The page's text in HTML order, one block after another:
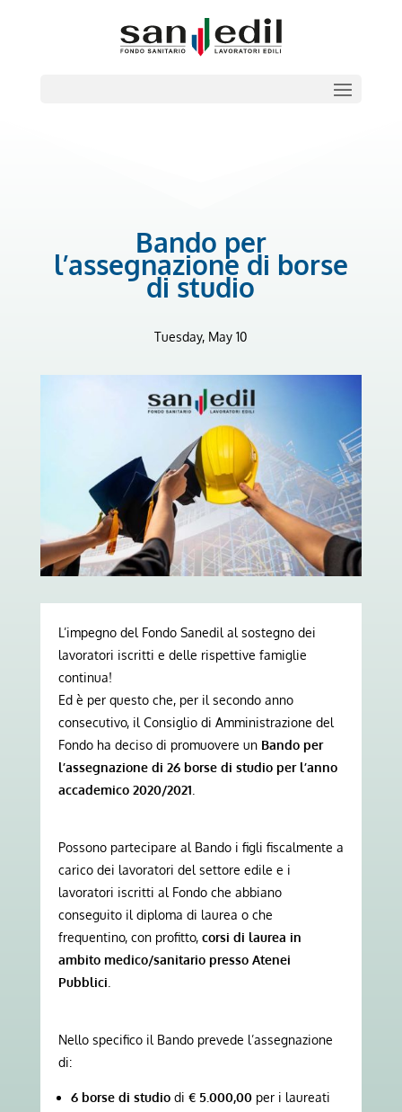
Bando per
l’assegnazione di borse
di studio
Tuesday, May 10
L’impegno del Fondo Sanedil al sostegno dei
lavoratori iscritti e delle rispettive famiglie
continua!
Ed è per questo che, per il secondo anno
consecutivo, il Consiglio di Amministrazione del
Fondo ha deciso di promuovere un Bando per
l’assegnazione di 26 borse di studio per l’anno
accademico 2020/2021
Possono partecipare al Bando i figli fiscalmente a
carico dei lavoratori del settore edile e i
lavoratori iscritti al Fondo che abbiano
conseguito il diploma di laurea o che
frequentino, con profitto, corsi di laurea in
ambito medico/sanitario presso Atenei
Pubblici
Nello specifico il Bando prevede l’assegnazione
di:
6 borse di studiodi € 5.000,00per i laureati